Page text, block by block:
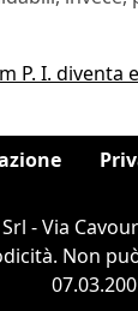
P. I. diventa
Via
Non